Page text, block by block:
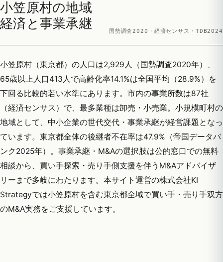
小笠原村の地域
経済と事業承継
国勢調査2020・経済センサス・TDB2024
小笠原村（東京都）の人口は2,929人（国勢調査2020年）、
65歳以上人口413人で高齢化率14.1%は全国平均（28.9%）を
下回る比較的若い水準にあります。市内の事業所数は87社
（経済センサス）で、最多業種は卸売・小売業。小規模町村の
地域として、中小企業の世代交代・事業承継が経営課題となっ
ています。東京都全体の後継者不在率は47.9%（帝国データバ
ンク2025年）。事業承継・M&Aの選択肢は公的窓口での無料
相談から、買い手探索・売り手側支援を伴うM&Aアドバイザ
リーまで多岐にわたります。本サイト運営の株式会社KI
Strategyでは小笠原村を含む東京都全域で買い手・売り手双方
のM&A実務をご支援しています。